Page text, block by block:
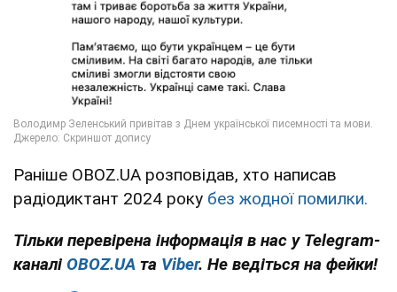
Раніше OBOZ.UA розповідав, хто написав
радіодиктант 2024 року без жодної помилки.
Тільки перевірена інформація в нас у Telegram-
каналі OBOZ.UA та Viber. Не ведіться на фейки!